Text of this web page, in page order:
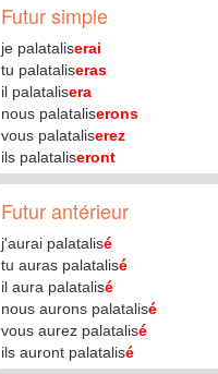
Futur simple
je palataliserai
tu palataliseras
il palatalisera
nous palataliserons
vous palataliserez
ils palataliseront
Futur antérieur
j'aurai palatalisé
tu auras palatalisé
il aura palatalisé
nous aurons palatalisé
vous aurez palatalisé
ils auront palatalisé